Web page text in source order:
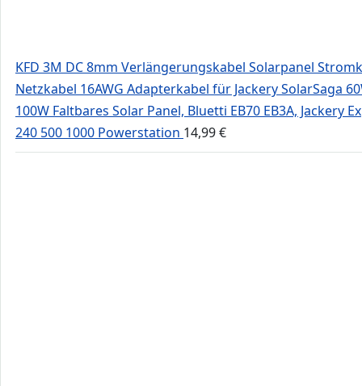
KFD 3M DC 8mm Verlängerungskabel Solarpanel
Netzkabel 16AWG Adapterkabel für Jackery SolarSaga
100W Faltbares Solar Panel, Bluetti EB70 EB3A, Jackery
240 500 1000 Powerstation 14,99€